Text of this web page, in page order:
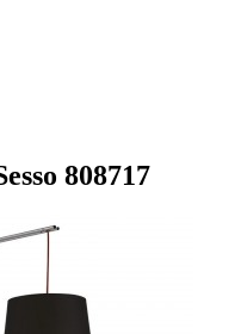
808717